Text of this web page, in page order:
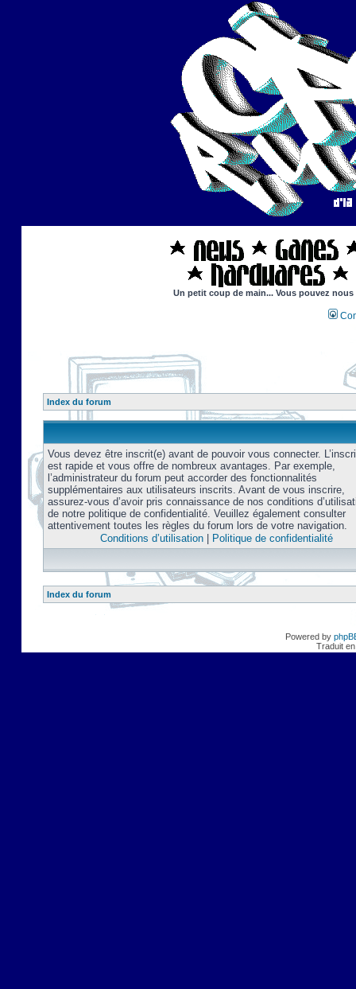
Un petit coup de main... Vous pouvez
Index du forum
Vous devez être inscrit(e) avant de pouvoir vous connecter.
est rapide et vous offre de nombreux avantages. Par exemple,
l’administrateur du forum peut accorder des fonctionnalités
supplémentaires aux utilisateurs inscrits. Avant de vous inscrire,
assurez-vous d’avoir pris connaissance de nos conditions
de notre politique de confidentialité. Veuillez également consulter
attentivement toutes les règles du forum lors de votre navigation.
Conditions d’utilisation| Politique de confidentialité
Index du forum
Powered by
Traduit